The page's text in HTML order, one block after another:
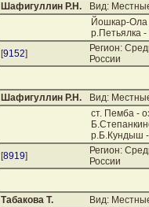
Шафигуллин Р.Н. Вид:
Йошкар-Ола
р.Петьялка -
[9152]
Регион:
России
Шафигуллин Р.Н. Вид:
ст. Пемба -
р.Б.Кундыш
[8919]
Регион:
России
Табакова Т. Вид: